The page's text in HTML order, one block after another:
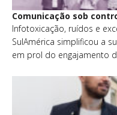
Comunicação sob
Infotoxicação, ruídos e
SulAmérica simplificou a
em prol do engajamento